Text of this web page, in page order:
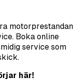
motorprestandan
Boka online
service som
här!